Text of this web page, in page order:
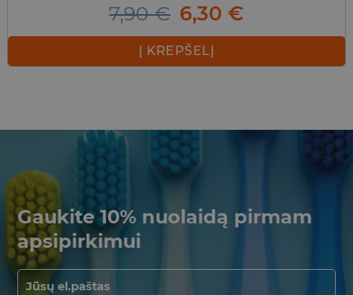
7,90€ Original
price
was:
7,90 €.
6,30€Current
price
6,30 €.
Į KREPŠELĮ
Gaukite 10% nuolaidą pirmam
apsipirkimui